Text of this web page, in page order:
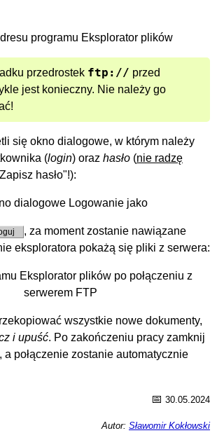
przedrostek ftp:// przed
jest konieczny. Nie należy go
się okno dialogowe, w którym należy
(login) oraz hasło (nie radzę
hasło"!):
, za moment zostanie nawiązane
eksploratora pokażą się pliki z serwera:
wszystkie nowe dokumenty,
i upuść. Po zakończeniu pracy zamknij
połączenie zostanie automatycznie
📅 30.05.2024
Autor: Sławomir Kokłowski